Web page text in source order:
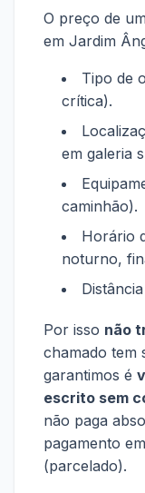
O preço de
em Jardim
Tipo de
crítica).
em galeria
caminhão).
Horário
noturno,
Por isso não
chamado tem
garantimos é
escrito sem
não paga
pagamento
(parcelado).